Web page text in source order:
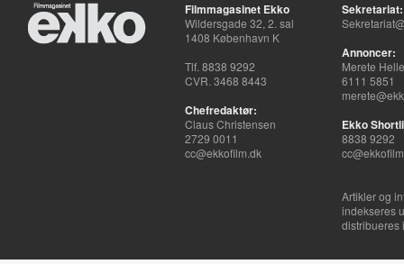
Filmmagasinet Ekko
Wildersgade 32, 2. sal
1408 København K
Tlf. 8838 9292
CVR. 3468 8443
Chefredaktør:
Claus Christensen
2729 0011
cc@ekkofilm.dk
Sekretariat:
Annoncer:
Merete
6111 5851
Ekko
8838 9292
Artikler og
indekseres
distribueres